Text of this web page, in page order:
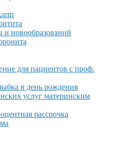
и новообразований
для пациентов с проф.
в день рождения
услуг материнским
рассрочка